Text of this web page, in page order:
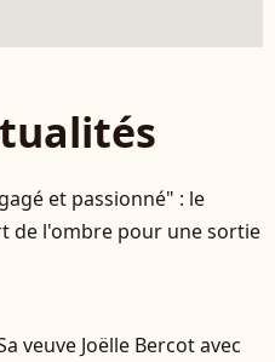
et passionné" : le
de l'ombre pour une sortie
veuve Joëlle Bercot avec